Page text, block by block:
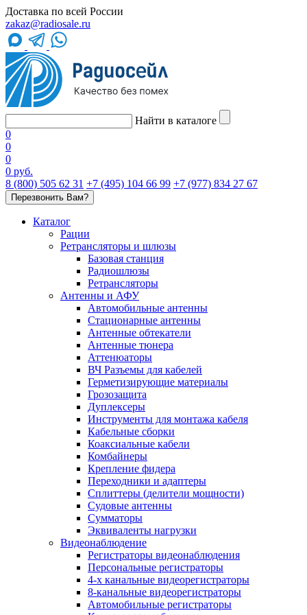
Доставка по всей России
zakaz@radiosale.ru
Найти в каталоге
0
0
0
0 руб.
8 (800) 505 62 31 +7 (495) 104 66 99 +7 (977) 834 27 67
Перезвонить Вам?
Каталог
Рации
Ретрансляторы и шлюзы
Базовая станция
Радиошлюзы
Ретрансляторы
Антенны и АФУ
Автомобильные антенны
Стационарные антенны
Антенные обтекатели
Антенные тюнера
Аттенюаторы
ВЧ Разъемы для кабелей
Герметизирующие материалы
Грозозащита
Дуплексеры
Инструменты для монтажа кабеля
Кабельные сборки
Коаксиальные кабели
Комбайнеры
Крепление фидера
Переходники и адаптеры
Сплиттеры (делители мощности)
Судовые антенны
Сумматоры
Эквиваленты нагрузки
Видеонаблюдение
Регистраторы видеонаблюдения
Персональные регистраторы
4-х канальные видеорегистраторы
8-канальные видеорегистраторы
Автомобильные регистраторы